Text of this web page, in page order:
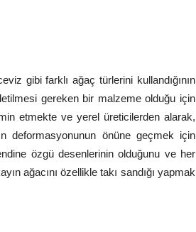
gibi farklı ağaç türlerini kullandığının
gereken bir malzeme olduğu için
etmekte ve yerel üreticilerden alarak,
deformasyonunun önüne geçmek için
özgü desenlerinin olduğunu ve her
ağacını özellikle takı sandığı yapmak